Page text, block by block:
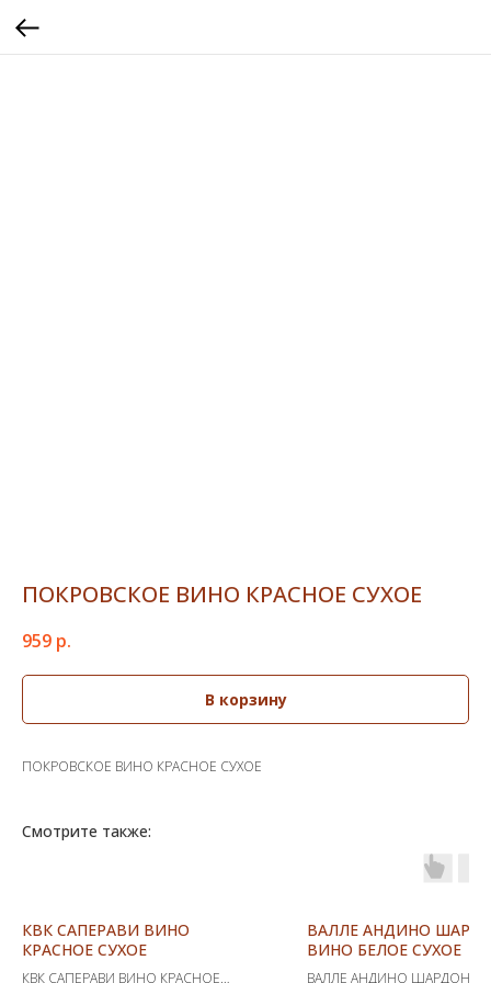
ПОКРОВСКОЕ ВИНО КРАСНОЕ СУХОЕ
959 р.
В корзину
ПОКРОВСКОЕ ВИНО КРАСНОЕ СУХОЕ
Смотрите также:
КВК САПЕРАВИ ВИНО
КРАСНОЕ СУХОЕ
КВК САПЕРАВИ ВИНО КРАСНОЕ
ВАЛЛЕ АНДИНО
ВИНО БЕЛОЕ СУХОЕ
ВАЛЛЕ АНДИНО ШАРДОНЕ